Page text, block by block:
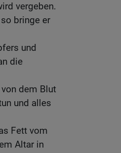
vergeben.
bringe er
und
die
dem Blut
und alles
Fett vom
Altar in